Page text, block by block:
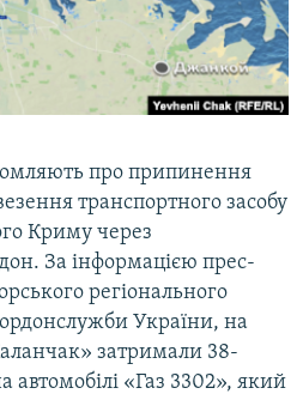
про припинення
транспортного засобу
Криму через
За інформацією прес-
регіонального
України, на
затримали 38-
«Газ 3302», який